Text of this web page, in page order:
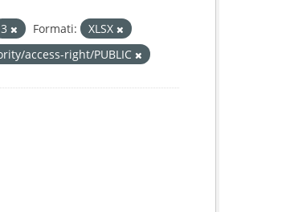
3 Formati:
XLSX
access-right/PUBLIC